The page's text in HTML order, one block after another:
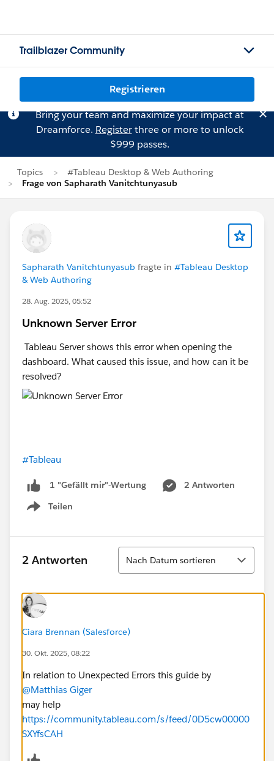
Trailblazer Community
Registrieren
Bring your team and maximize your impact at
Dreamforce. Registerthree or more to unlock
$999 passes.
Topics
#Tableau Desktop & Web Authoring
Frage von Sapharath Vanitchtunyasub
Sapharath Vanitchtunyasub fragte in #Tableau Desktop
& Web Authoring
28. Aug. 2025, 05:52
Unknown Server Error
Tableau Server shows this error when opening the
dashboard. What caused this issue, and how can it be
resolved?
#Tableau
1 "Gefällt mir"-Wertung
2 Antworten
Teilen
Show menu
2 Antworten
Sortieren
Nach Datum sortieren
Ciara Brennan (Salesforce)
30. Okt. 2025, 08:22
In relation to Unexpected Errors this guide by
@Matthias Giger
may help
https://community.tableau.com/s/feed/0D5cw00000
SXYfsCAH